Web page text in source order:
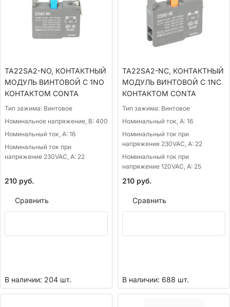
TA22SA2-NO, КОНТАКТНЫЙ
МОДУЛЬ ВИНТОВОЙ С 1NO
КОНТАКТОМ CONTA
Тип зажима: Винтовое
Номинальное напряжение, В: 400
Номинальный ток, А: 16
Номинальный ток при
напряжение 230VAC, А: 22
210 руб.
Сравнить
В наличии: 204 шт.
TA22SA2-NС, КОНТАКТНЫЙ
МОДУЛЬ ВИНТОВОЙ С 1NС
КОНТАКТОМ CONTA
Тип зажима: Винтовое
Номинальный ток, А: 16
Номинальный ток при
напряжение 230VAC, А: 22
Номинальный ток при
напряжение 120VAC, А: 25
210 руб.
Сравнить
В наличии: 688 шт.